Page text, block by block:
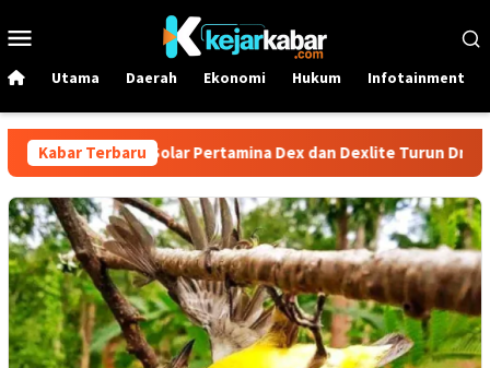
ke
Mobile
Utama Daerah Ekonomi Hukum Infotainment
Kabar Terbaru
1 Juni! Harga Solar Pertamina Dex dan Dexlite Turun Drastis,